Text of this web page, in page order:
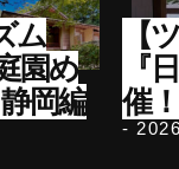
ム
園め
岡編
【
『
催
-